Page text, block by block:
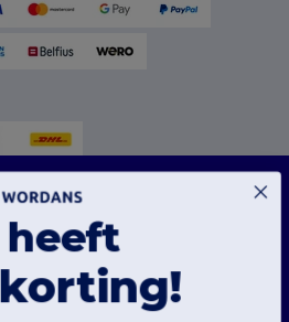
onze eigen cookies als cookies van derden om
vlotte en gepersonaliseerde browse-ervaring te
inhoud, geoptimaliseerde interacties met
moment beheren. Essentiële cookies, die nodig
kunnen niet worden uitgeschakeld omdat
werking van de website. U kunt echter kiezen of u
heeft